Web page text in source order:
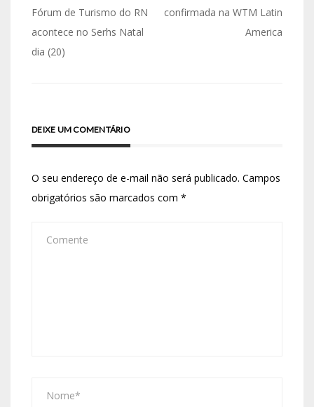
Fórum de Turismo do RN
acontece no Serhs Natal
dia (20)
confirmada na WTM Latin
America
DEIXE UM COMENTÁRIO
O seu endereço de e-mail não será publicado. Campos
obrigatórios são marcados com *